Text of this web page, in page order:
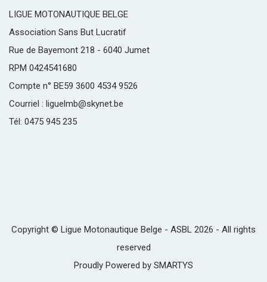
LIGUE MOTONAUTIQUE BELGE
Association Sans But Lucratif
Rue de Bayemont 218 - 6040 Jumet
RPM 0424541680
Compte n° BE59 3600 4534 9526
Courriel : liguelmb@skynet.be
Tél: 0475 945 235
Copyright © Ligue Motonautique Belge - ASBL 2026 - All rights
reserved
Proudly Powered by SMARTYS